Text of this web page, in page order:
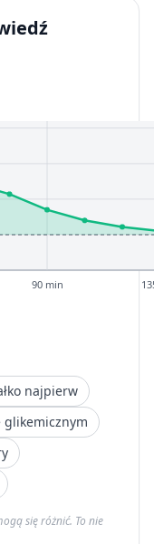
90 min
najpierw
glikemicznym
się różnić. To nie